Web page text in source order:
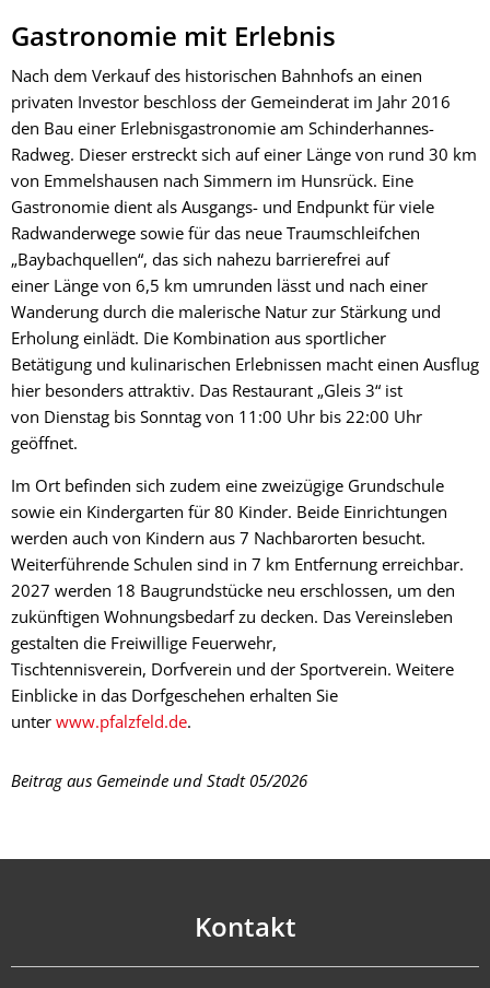
Gastronomie mit Erlebnis
Nach dem Verkauf des historischen Bahnhofs an einen
privaten Investor beschloss der Gemeinderat im Jahr 2016
den Bau einer Erlebnisgastronomie am Schinderhannes-
Radweg. Dieser erstreckt sich auf einer Länge von rund 30 km
von Emmelshausen nach Simmern im Hunsrück. Eine
Gastronomie dient als Ausgangs- und Endpunkt für viele
Radwanderwege sowie für das neue Traumschleifchen
„Baybachquellen“, das sich nahezu barrierefrei auf
einer Länge von 6,5 km umrunden lässt und nach einer
Wanderung durch die malerische Natur zur Stärkung und
Erholung einlädt. Die Kombination aus sportlicher
Betätigung und kulinarischen Erlebnissen macht einen Ausflug
hier besonders attraktiv. Das Restaurant „Gleis 3“ ist
von Dienstag bis Sonntag von 11:00 Uhr bis 22:00 Uhr
geöffnet.
Im Ort befinden sich zudem eine zweizügige Grundschule
sowie ein Kindergarten für 80 Kinder. Beide Einrichtungen
werden auch von Kindern aus 7 Nachbarorten besucht.
Weiterführende Schulen sind in 7 km Entfernung erreichbar.
2027 werden 18 Baugrundstücke neu erschlossen, um den
zukünftigen Wohnungsbedarf zu decken. Das Vereinsleben
gestalten die Freiwillige Feuerwehr,
Tischtennisverein, Dorfverein und der Sportverein. Weitere
Einblicke in das Dorfgeschehen erhalten Sie
unter www.pfalzfeld.de.
Beitrag aus Gemeinde und Stadt 05/2026
Kontakt